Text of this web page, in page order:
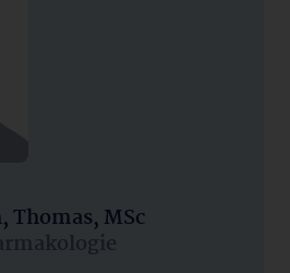
Thomas, MSc